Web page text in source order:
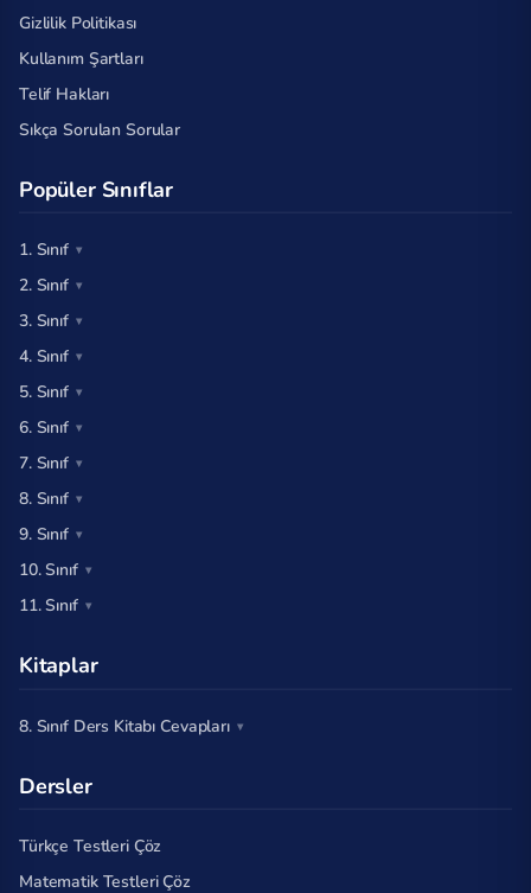
Gizlilik Politikası
Kullanım Şartları
Telif Hakları
Sıkça Sorulan Sorular
Popüler Sınıflar
1. Sınıf
2. Sınıf
3. Sınıf
4. Sınıf
5. Sınıf
6. Sınıf
7. Sınıf
8. Sınıf
9. Sınıf
10. Sınıf
11. Sınıf
Kitaplar
8. Sınıf Ders Kitabı Cevapları
Dersler
Türkçe Testleri Çöz
Matematik Testleri Çöz